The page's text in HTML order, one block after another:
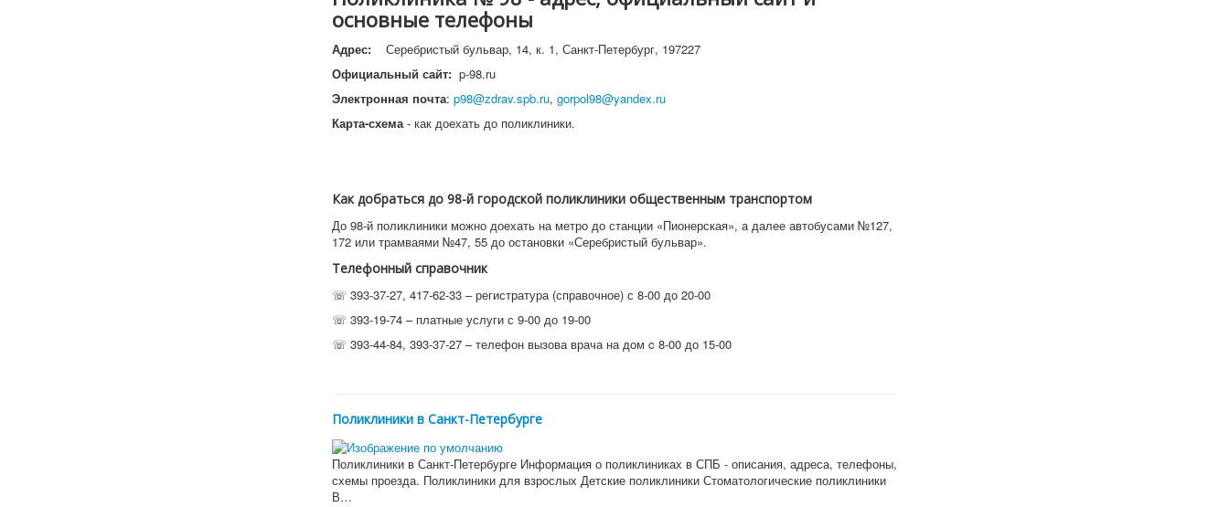
основные телефоны
Адрес:
Серебристый бульвар, 14, к. 1, Санкт-Петербург, 197227
Официальный сайт: p-98.ru
Электронная почта: p98@zdrav.spb.ru, gorpol98@yandex.ru
Карта-схема- как доехать до поликлиники.
Как добраться до 98-й городской поликлиники общественным транспортом
До 98-й поликлиники можно доехать на метро до станции «Пионерская», а далее автобусами №127,
172 или трамваями №47, 55 до остановки «Серебристый бульвар».
Телефонный справочник
☏ 393-37-27, 417-62-33 – регистратура (справочное) с 8-00 до 20-00
☏ 393-19-74 – платные услуги с 9-00 до 19-00
☏ 393-44-84, 393-37-27 – телефон вызова врача на дом c 8-00 до 15-00
Поликлиники в Санкт-Петербурге
Поликлиники в Санкт-Петербурге Информация о поликлиниках в СПБ - описания, адреса, телефоны,
схемы проезда. Поликлиники для взрослых Детские поликлиники Стоматологические поликлиники
В…